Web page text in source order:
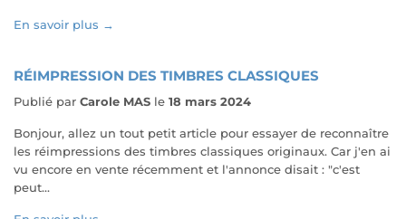
En savoir plus →
RÉIMPRESSION DES TIMBRES CLASSIQUES
Publié par Carole MAS le 18 mars 2024
Bonjour, allez un tout petit article pour essayer de reconnaître
les réimpressions des timbres classiques originaux. Car j'en ai
vu encore en vente récemment et l'annonce disait : "c'est
peut...